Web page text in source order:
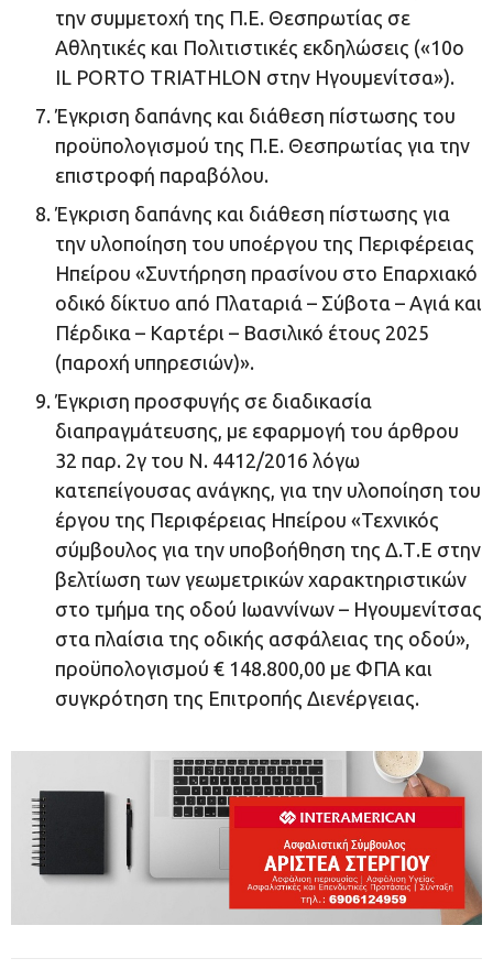
την συμμετοχή της Π.Ε. Θεσπρωτίας σε
Αθλητικές και Πολιτιστικές εκδηλώσεις («10ο
IL PORTO TRIATHLON στην Ηγουμενίτσα»).
Έγκριση δαπάνης και διάθεση πίστωσης του
προϋπολογισμού της Π.Ε. Θεσπρωτίας για την
επιστροφή παραβόλου.
Έγκριση δαπάνης και διάθεση πίστωσης για
την υλοποίηση του υποέργου της Περιφέρειας
Ηπείρου «Συντήρηση πρασίνου στο Επαρχιακό
οδικό δίκτυο από Πλαταριά – Σύβοτα – Αγιά και
Πέρδικα – Καρτέρι – Βασιλικό έτους 2025
(παροχή υπηρεσιών)».
Έγκριση προσφυγής σε διαδικασία
διαπραγμάτευσης, με εφαρμογή του άρθρου
32 παρ. 2γ του Ν. 4412/2016 λόγω
κατεπείγουσας ανάγκης, για την υλοποίηση του
έργου της Περιφέρειας Ηπείρου «Τεχνικός
σύμβουλος για την υποβοήθηση της Δ.Τ.Ε στην
βελτίωση των γεωμετρικών χαρακτηριστικών
στο τμήμα της οδού Ιωαννίνων – Ηγουμενίτσας
στα πλαίσια της οδικής ασφάλειας της οδού»,
προϋπολογισμού € 148.800,00 με ΦΠΑ και
συγκρότηση της Επιτροπής Διενέργειας.